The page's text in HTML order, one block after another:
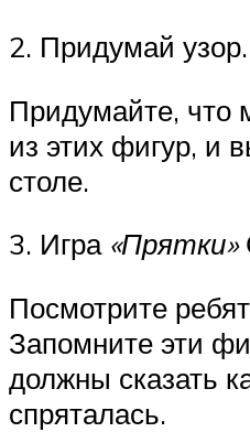
2. Придумай узор.
Придумайте, что
из этих фигур, и
столе.
3. Игра «Прятки»
Посмотрите
Запомните эти
должны сказать
спряталась.